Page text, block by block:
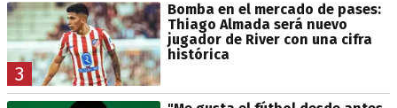
3
Bomba en el mercado de pases:
Thiago Almada será nuevo
jugador de River con una cifra
histórica